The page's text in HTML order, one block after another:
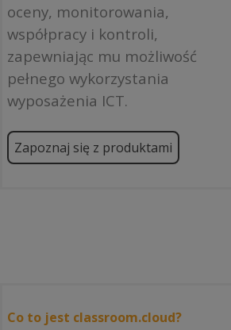
oceny, monitorowania,
współpracy i kontroli,
zapewniając mu możliwość
pełnego wykorzystania
wyposażenia ICT.
Zapoznaj się z produktami
Co to jest classroom.cloud?